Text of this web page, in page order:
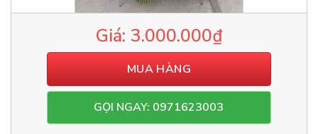
3.000.000₫
MUA HÀNG
GỌI NGAY: 0971623003